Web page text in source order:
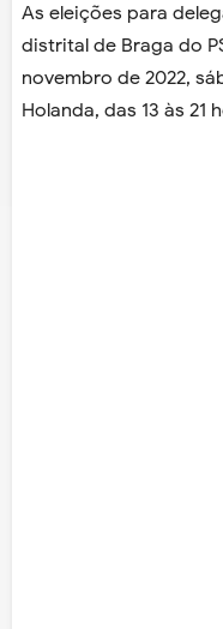
As eleições para
distrital de Braga do
novembro de 2022,
Holanda, das 13 às 21